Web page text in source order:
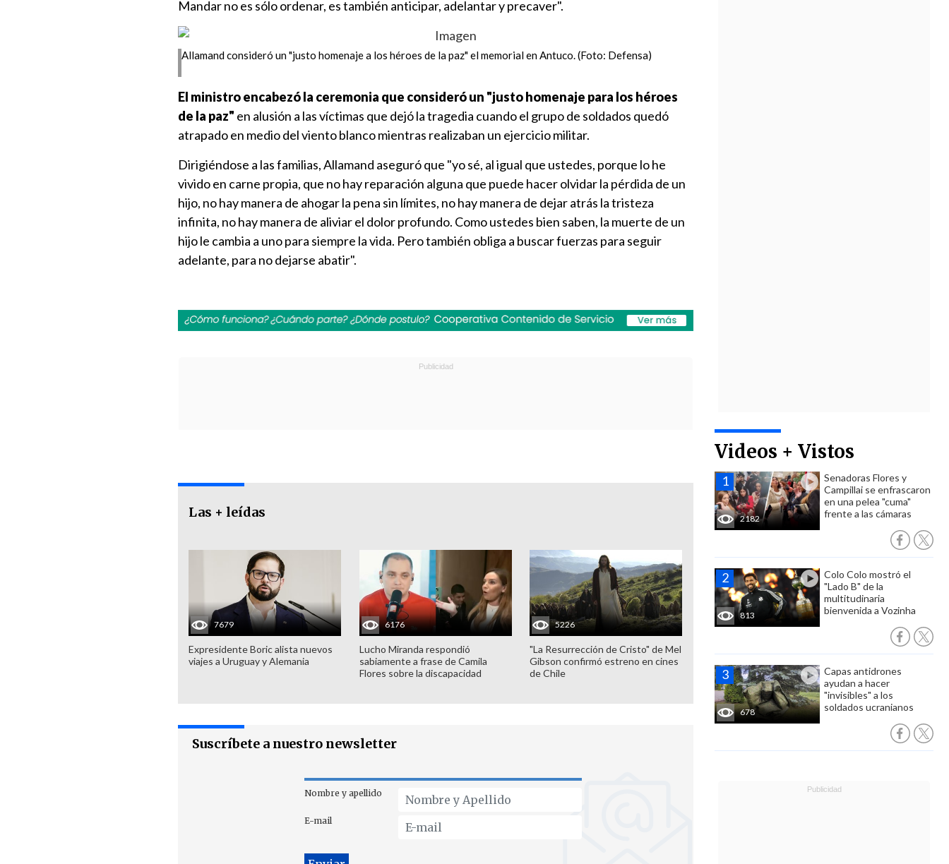
Videos + Vistos
2182
Senadoras Flores y
Campillai se enfrascaron
en una pelea "cuma"
frente a las cámaras
813
Colo Colo mostró el
"Lado B" de la
multitudinaria
bienvenida a Vozinha
678
Capas antidrones
ayudan a hacer
"invisibles" a los
soldados ucranianos
Mandar no es sólo ordenar, es también anticipar, adelantar y precaver".
Allamand consideró un "justo homenaje a los héroes de la paz" el memorial en Antuco. (Foto: Defensa)
El ministro encabezó la ceremonia que consideró un "justo homenaje para los héroes
de la paz" en alusión a las víctimas que dejó la tragedia cuando el grupo de soldados quedó
atrapado en medio del viento blanco mientras realizaban un ejercicio militar.
Dirigiéndose a las familias, Allamand aseguró que "yo sé, al igual que ustedes, porque lo he
vivido en carne propia, que no hay reparación alguna que puede hacer olvidar la pérdida de un
hijo, no hay manera de ahogar la pena sin límites, no hay manera de dejar atrás la tristeza
infinita, no hay manera de aliviar el dolor profundo. Como ustedes bien saben, la muerte de un
hijo le cambia a uno para siempre la vida. Pero también obliga a buscar fuerzas para seguir
adelante, para no dejarse abatir".
Las + leídas
7679
Expresidente Boric alista nuevos
viajes a Uruguay y Alemania
6176
Lucho Miranda respondió
sabiamente a frase de Camila
Flores sobre la discapacidad
5226
"La Resurrección de Cristo" de Mel
Gibson confirmó estreno en cines
de Chile
Suscríbete a nuestro newsletter
Nombre y apellido
E-mail